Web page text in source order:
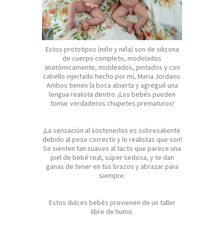
SOBRE MYA BABIES
SOBRE NUESTROS BEBÉS HIPERREALISTAS DE
SILICONA
SOBRE EL CUIDADO DE LOS BEBÉS
HIPERREALISTAS
Estos prototipos (niño y niña) son de silicona
de cuerpo completo, modelados
anatómicamente, moldeados, pintados y con
cabello injertado hecho por mí, Maria Jordano.
Ambos tienen la boca abierta y agregué una
lengua realista dentro. ¡Los bebés pueden
tomar verdaderos chupetes prematuros!
¡La sensación al sostenerlos es sobresaliente
debido al peso correcto y lo realistas que son!
Se sienten tan suaves al tacto que parece una
piel de bebé real, súper sedosa, y te dan
ganas de tener en tus brazos y abrazar para
siempre.
Estos dulces bebés provienen de un taller
libre de humo.